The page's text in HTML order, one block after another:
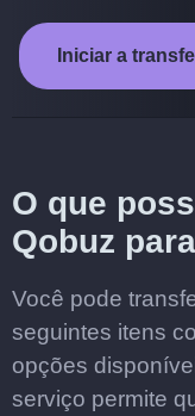
Iniciar a
O que
Qobuz
Você pode
seguintes itens
opções
serviço permite